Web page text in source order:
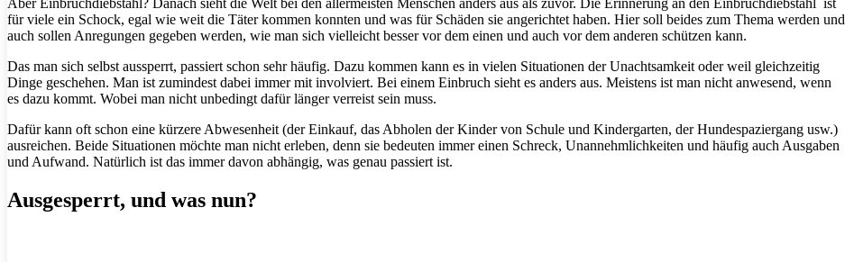
Aber Einbruchdiebstahl? Danach sieht die Welt bei den allermeisten Menschen anders aus als zuvor. Die Erinnerung an den Einbruchdiebstahl ist
für viele ein Schock, egal wie weit die Täter kommen konnten und was für Schäden sie angerichtet haben. Hier soll beides zum Thema werden und
auch sollen Anregungen gegeben werden, wie man sich vielleicht besser vor dem einen und auch vor dem anderen schützen kann.
Das man sich selbst aussperrt, passiert schon sehr häufig. Dazu kommen kann es in vielen Situationen der Unachtsamkeit oder weil gleichzeitig
Dinge geschehen. Man ist zumindest dabei immer mit involviert. Bei einem Einbruch sieht es anders aus. Meistens ist man nicht anwesend, wenn
es dazu kommt. Wobei man nicht unbedingt dafür länger verreist sein muss.
Dafür kann oft schon eine kürzere Abwesenheit (der Einkauf, das Abholen der Kinder von Schule und Kindergarten, der Hundespaziergang usw.)
ausreichen. Beide Situationen möchte man nicht erleben, denn sie bedeuten immer einen Schreck, Unannehmlichkeiten und häufig auch Ausgaben
und Aufwand. Natürlich ist das immer davon abhängig, was genau passiert ist.
Ausgesperrt, und was nun?